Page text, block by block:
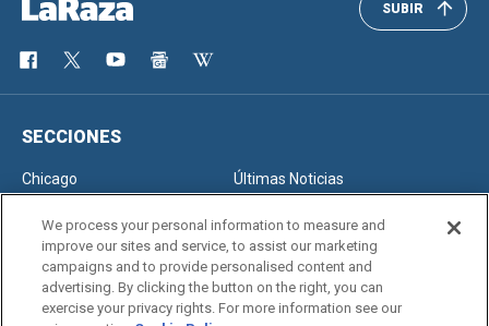
SUBIR
SECCIONES
Chicago
Últimas Noticias
SERVICIOS
We process your personal information to measure and
improve our sites and service, to assist our marketing
campaigns and to provide personalised content and
advertising. By clicking the button on the right, you can
exercise your privacy rights. For more information see our